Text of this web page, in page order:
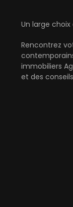
Un large
Rencontrez
immobiliers
et des